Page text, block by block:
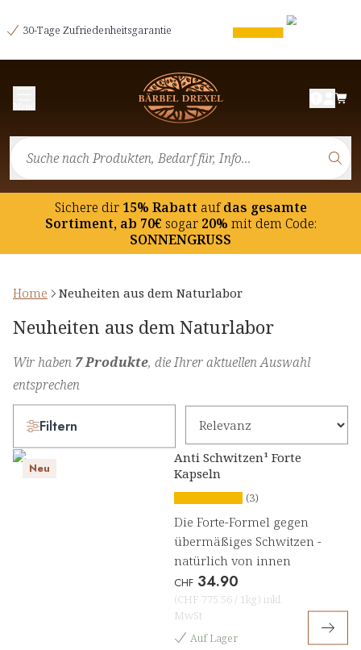
30-Tage Zufriedenheitsgarantie
Sichere dir15% Rabatt aufdas gesamte
Sortiment, ab 70€ sogar20% mit dem Code:
SONNENGRUSS
Home Neuheiten aus dem Naturlabor
Neuheiten aus dem Naturlabor
Wir haben 7 Produkte, die Ihrer aktuellen Auswahl
entsprechen
Filtern
Neu
Anti Schwitzen¹ Forte
Kapseln
(3)
Die Forte-Formel gegen
übermäßiges Schwitzen -
natürlich von innen
CHF 34.90
(CHF 775.56 / 1kg) inkl.
MwSt
Auf Lager